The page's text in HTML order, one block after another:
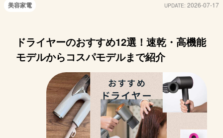
美容家電 UPDATE: 2026-07-17
ドライヤーのおすすめ12選！速乾・高機能
モデルからコスパモデルまで紹介
Dyson Supersonic
Nural Shine ヘアド
ライヤー HD16
ヘアードライヤー
ナノケア EH-NA0K
リファビューテック
ドライヤースマート
レプロ
4万9800円 3万4650円 3万8000円 4万
712g 約550g
約475g（電源コー
ド、セット用ノズル
含まず）
除く）